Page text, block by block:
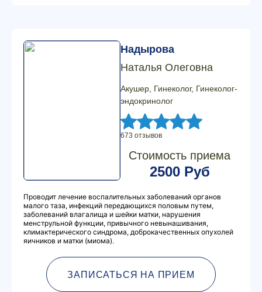
Надырова
Наталья Олеговна
Акушер, Гинеколог, Гинеколог-
эндокринолог
673 отзывов
Стоимость приема
2500 Руб
Проводит лечение воспалительных заболеваний органов
малого таза, инфекций передающихся половым путем,
заболеваний влагалища и шейки матки, нарушения
менструльной функции, привычного невынашивания,
климактерического синдрома, доброкачественных опухолей
яичников и матки (миома).
ЗАПИСАТЬСЯ НА ПРИЕМ